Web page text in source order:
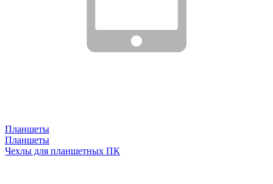
Планшеты
Планшеты
Чехлы для планшетных ПК